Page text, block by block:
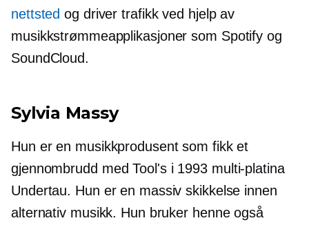
nettsted og driver trafikk ved hjelp av
musikkstrømmeapplikasjoner som Spotify og
SoundCloud.
Sylvia Massy
Hun er en musikkprodusent som fikk et
gjennombrudd med Tool's i 1993 multi-platina
Undertau. Hun er en massiv skikkelse innen
alternativ musikk. Hun bruker henne også